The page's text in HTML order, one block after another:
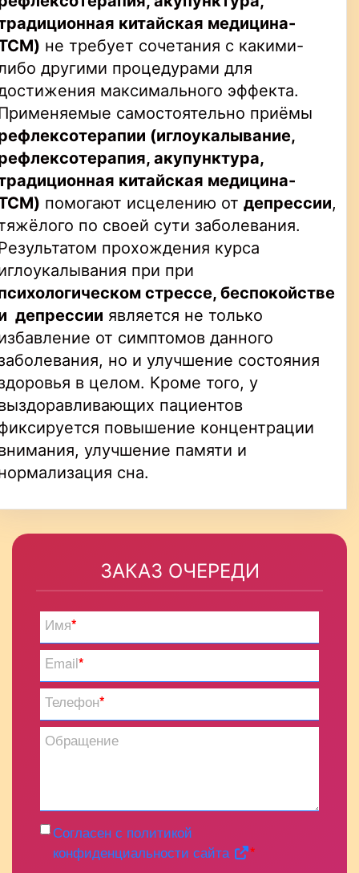
китайская медицина-
) не требует сочетания с какими-
другими процедурами для
максимального эффекта.
самостоятельно приёмы
(иглоукалывание,
акупунктура,
китайская медицина-
) помогают исцелению от депрессии,
по своей сути заболевания.
прохождения курса
при при
стрессе, беспокойстве
депрессии является не только
от симптомов данного
но и улучшение состояния
в целом. Кроме того, у
пациентов
повышение концентрации
улучшение памяти и
сна.
ЗАКАЗ ОЧЕРЕДИ
Имя*
Email*
Телефон*
Обращение
Согласен с политикой
конфиденциальности сайта
*